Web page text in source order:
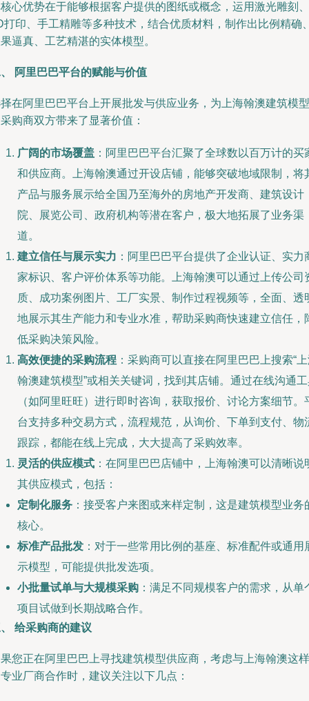
心优势在于能够根据客户提供的图纸或概念，运用激光雕刻、
打印、手工精雕等多种技术，结合优质材料，制作出比例精确
逼真、工艺精湛的实体模型。
阿里巴巴平台的赋能与价值
在阿里巴巴平台上开展批发与供应业务，为上海翰澳建筑模型
购商双方带来了显著价值：
广阔的市场覆盖 ：阿里巴巴平台汇聚了全球数以百万计的买
和供应商。上海翰澳通过开设店铺，能够突破地域限制，将
产品与服务展示给全国乃至海外的房地产开发商、建筑设计
院、展览公司、政府机构等潜在客户，极大地拓展了业务渠
道。
建立信任与展示实力 ：阿里巴巴平台提供了企业认证、实力
家标识、客户评价体系等功能。上海翰澳可以通过上传公司
质、成功案例图片、工厂实景、制作过程视频等，全面、透
地展示其生产能力和专业水准，帮助采购商快速建立信任，
低采购决策风险。
高效便捷的采购流程 ：采购商可以直接在阿里巴巴上搜索“
翰澳建筑模型”或相关关键词，找到其店铺。通过在线沟通
（如阿里旺旺）进行即时咨询，获取报价、讨论方案细节。
台支持多种交易方式，流程规范，从询价、下单到支付、物
跟踪，都能在线上完成，大大提高了采购效率。
灵活的供应模式 ：在阿里巴巴店铺中，上海翰澳可以清晰说
其供应模式，包括：
定制化服务 ：接受客户来图或来样定制，这是建筑模型业务
核心。
标准产品批发 ：对于一些常用比例的基座、标准配件或通用
示模型，可能提供批发选项。
小批量试单与大规模采购 ：满足不同规模客户的需求，从单
项目试做到长期战略合作。
给采购商的建议
您正在阿里巴巴上寻找建筑模型供应商，考虑与上海翰澳这样
业厂商合作时，建议关注以下几点：